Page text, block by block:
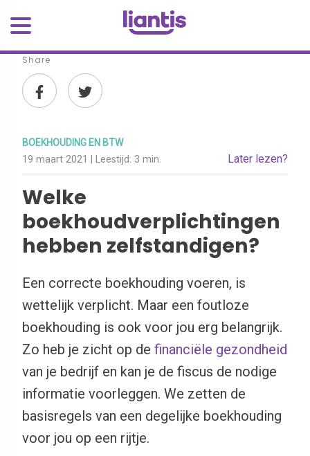
Share
BOEKHOUDING EN BTW
19 maart 2021 | Leestijd: 3 min. Later lezen?
Welke
boekhoudverplichtingen
hebben zelfstandigen?
Een correcte boekhouding voeren, is
wettelijk verplicht. Maar een foutloze
boekhouding is ook voor jou erg belangrijk.
Zo heb je zicht op de financiële gezondheid
van je bedrijf en kan je de fiscus de nodige
informatie voorleggen. We zetten de
basisregels van een degelijke boekhouding
voor jou op een rijtje.